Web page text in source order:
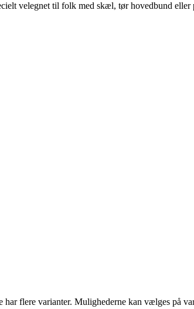
velegnet til folk med skæl, tør hovedbund
har flere varianter. Mulighederne kan vælges på